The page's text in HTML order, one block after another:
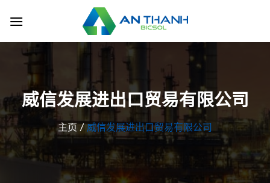
威信发展进出口贸易有限公司
主页 / 威信发展进出口贸易有限公司